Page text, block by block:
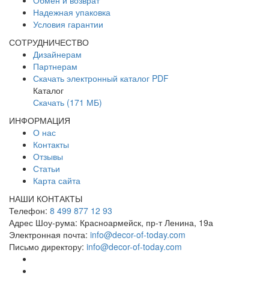
Надежная упаковка
Условия гарантии
СОТРУДНИЧЕСТВО
Дизайнерам
Партнерам
Скачать электронный каталог PDF
Каталог
Скачать (171 МБ)
ИНФОРМАЦИЯ
О нас
Контакты
Отзывы
Статьи
Карта сайта
НАШИ КОНТАКТЫ
Телефон: 8 499 877 12 93
Адрес Шоу-рума: Красноармейск, пр-т Ленина, 19а
Электронная почта: info@decor-of-today.com
Письмо директору: info@decor-of-today.com